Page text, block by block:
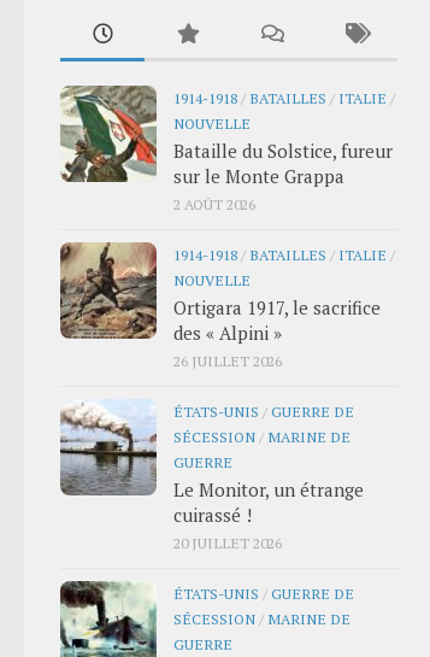
1914-1918 / BATAILLES / ITALIE /
NOUVELLE
Bataille du Solstice, fureur
sur le Monte Grappa
2 AOÛT 2026
1914-1918 / BATAILLES / ITALIE /
NOUVELLE
Ortigara 1917, le sacrifice
des « Alpini »
26 JUILLET 2026
ÉTATS-UNIS /GUERRE DE
SÉCESSION / MARINE DE
GUERRE
Le Monitor, un étrange
cuirassé !
20 JUILLET 2026
ÉTATS-UNIS /GUERRE DE
SÉCESSION / MARINE DE
GUERRE